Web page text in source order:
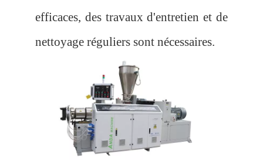
efficaces, des travaux d'entretien et de
nettoyage réguliers sont nécessaires.